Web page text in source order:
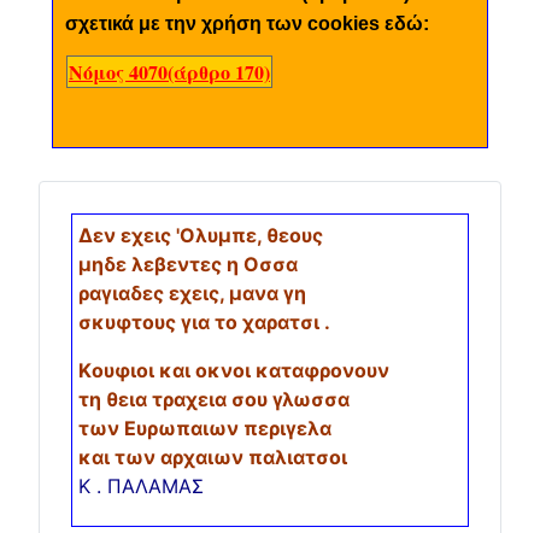
σχετικά με την χρήση των cookies εδώ:
Νόμος 4070(άρθρο 170)
Δεν εχεις 'Ολυμπε, θεους
μηδε λεβεντες η Οσσα
ραγιαδες εχεις, μανα γη
σκυφτους για το χαρατσι .
Kουφιοι και οκνοι καταφρονουν
τη θεια τραχεια σου γλωσσα
των Ευρωπαιων περιγελα
και των αρχαιων παλιατσοι
Κ . ΠΑΛΑΜΑΣ